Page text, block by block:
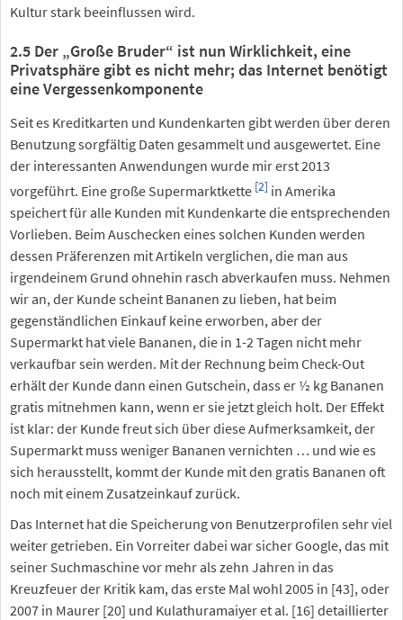
Kultur stark beeinflussen wird.
2.5 Der „Große Bruder“ ist nun Wirklichkeit, eine
Privatsphäre gibt es nicht mehr; das Internet benötigt
eine Vergessenkomponente
Seit es Kreditkarten und Kundenkarten gibt werden über deren
Benutzung sorgfältig Daten gesammelt und ausgewertet. Eine
der interessanten Anwendungen wurde mir erst 2013
vorgeführt. Eine große Supermarktkette [2] in Amerika
speichert für alle Kunden mit Kundenkarte die entsprechenden
Vorlieben. Beim Auschecken eines solchen Kunden werden
dessen Präferenzen mit Artikeln verglichen, die man aus
irgendeinem Grund ohnehin rasch abverkaufen muss. Nehmen
wir an, der Kunde scheint Bananen zu lieben, hat beim
gegenständlichen Einkauf keine erworben, aber der
Supermarkt hat viele Bananen, die in 1-2 Tagen nicht mehr
verkaufbar sein werden. Mit der Rechnung beim Check-Out
erhält der Kunde dann einen Gutschein, dass er ½ kg Bananen
gratis mitnehmen kann, wenn er sie jetzt gleich holt. Der Effekt
ist klar: der Kunde freut sich über diese Aufmerksamkeit, der
Supermarkt muss weniger Bananen vernichten … und wie es
sich herausstellt, kommt der Kunde mit den gratis Bananen oft
noch mit einem Zusatzeinkauf zurück.
Das Internet hat die Speicherung von Benutzerprofilen sehr viel
weiter getrieben. Ein Vorreiter dabei war sicher Google, das mit
seiner Suchmaschine vor mehr als zehn Jahren in das
Kreuzfeuer der Kritik kam, das erste Mal wohl 2005 in [43], oder
2007 in Maurer [20] und Kulathuramaiyer et al. [16] detaillierter